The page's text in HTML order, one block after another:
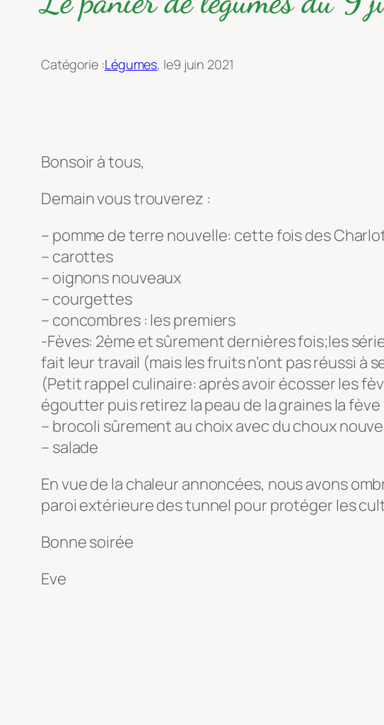
Catégorie :Légumes, le9 juin 2021
Bonsoir à tous,
Demain vous trouverez :
– pomme de terre nouvelle: cette fois des
– carottes
– oignons nouveaux
– courgettes
– concombres : les premiers
-Fèves: 2ème et sûrement dernières fois;les
fait leur travail (mais les fruits n’ont pas réussi à
(Petit rappel culinaire: après avoir écosser les
égoutter puis retirez la peau de la graines la
– brocoli sûrement au choix avec du choux
– salade
En vue de la chaleur annoncées, nous avons
paroi extérieure des tunnel pour protéger les
Bonne soirée
Eve